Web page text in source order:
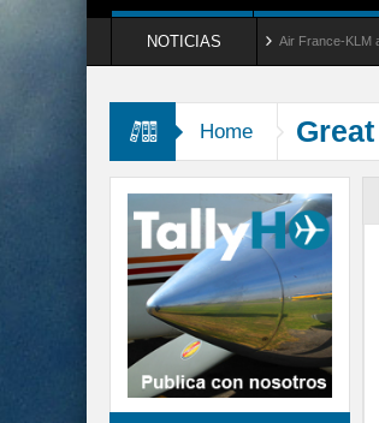
NOTICIAS
servicio al C-2 Greyhound Air France-KLM anuncia
Home